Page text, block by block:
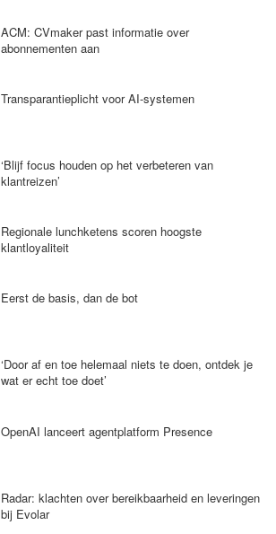
ACM: CVmaker past informatie over
abonnementen aan
Transparantieplicht voor AI-systemen
‘Blijf focus houden op het verbeteren van
klantreizen’
Regionale lunchketens scoren hoogste
klantloyaliteit
Eerst de basis, dan de bot
‘Door af en toe helemaal niets te doen, ontdek je
wat er echt toe doet’
OpenAI lanceert agentplatform Presence
Radar: klachten over bereikbaarheid en leveringen
bij Evolar